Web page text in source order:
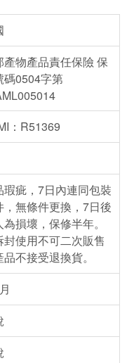
產物產品責任保險 保
碼0504字第
：R51369
瑕疵，7日內連同包裝
，無條件更換，7日後
損壞，保修半年。
封使用不可二次販售
品不接受退換貨。